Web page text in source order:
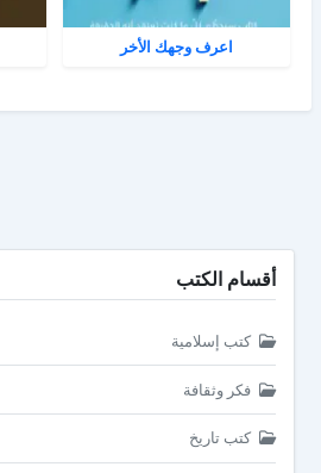
اعرف وجهك الأخر
أقسام الكتب
كتب إسلامية
فكر وثقافة
كتب تاريخ